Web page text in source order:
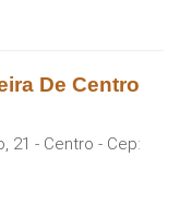
De Centro
21 - Centro - Cep: